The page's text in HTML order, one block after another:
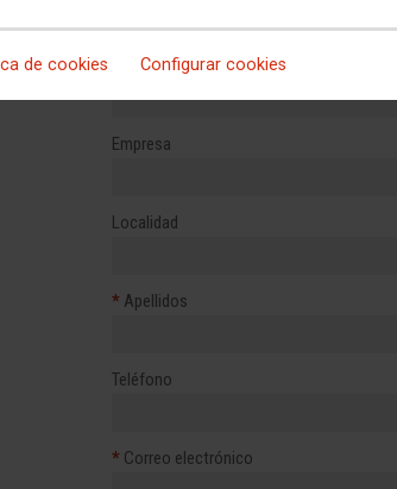
de cookies Configurar cookies
Empresa
Localidad
* Apellidos
Teléfono
* Correo electrónico